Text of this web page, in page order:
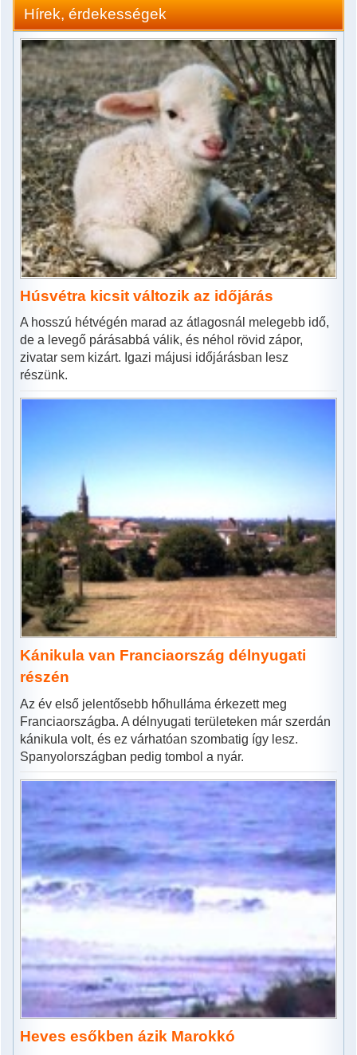
Hírek, érdekességek
Húsvétra kicsit változik az időjárás
A hosszú hétvégén marad az átlagosnál melegebb idő,
de a levegő párásabbá válik, és néhol rövid zápor,
zivatar sem kizárt. Igazi májusi időjárásban lesz
részünk.
Kánikula van Franciaország délnyugati
részén
Az év első jelentősebb hőhulláma érkezett meg
Franciaországba. A délnyugati területeken már szerdán
kánikula volt, és ez várhatóan szombatig így lesz.
Spanyolországban pedig tombol a nyár.
Heves esőkben ázik Marokkó